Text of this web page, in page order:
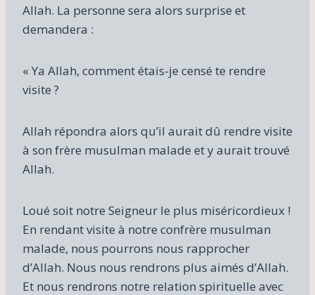
Allah. La personne sera alors surprise et
demandera :
« Ya Allah, comment étais-je censé te rendre
visite ?
Allah répondra alors qu’il aurait dû rendre visite
à son frère musulman malade et y aurait trouvé
Allah.
Loué soit notre Seigneur le plus miséricordieux !
En rendant visite à notre confrère musulman
malade, nous pourrons nous rapprocher
d’Allah. Nous nous rendrons plus aimés d’Allah.
Et nous rendrons notre relation spirituelle avec